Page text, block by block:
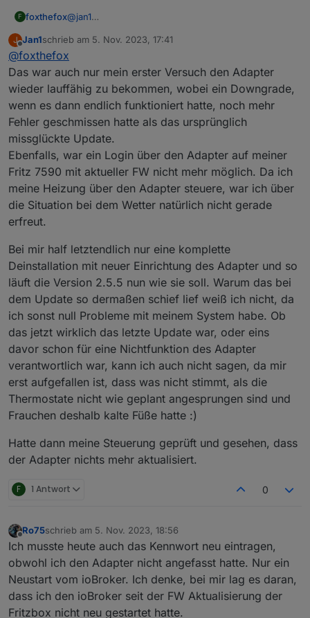
F foxthefox@jan1
dürfte was mit dem admin Adapter zu tun haben
J
Offline
Jan1schrieb am 5. Nov. 2023, 17:41
zuletzt editiert von
@foxthefox
Das war auch nur mein erster Versuch den Adapter
wieder lauffähig zu bekommen, wobei ein Downgrade,
wenn es dann endlich funktioniert hatte, noch mehr
Fehler geschmissen hatte als das ursprünglich
missglückte Update.
Ebenfalls, war ein Login über den Adapter auf meiner
Fritz 7590 mit aktueller FW nicht mehr möglich. Da ich
meine Heizung über den Adapter steuere, war ich über
die Situation bei dem Wetter natürlich nicht gerade
erfreut.
Bei mir half letztendlich nur eine komplette
Deinstallation mit neuer Einrichtung des Adapter und so
läuft die Version 2.5.5 nun wie sie soll. Warum das bei
dem Update so dermaßen schief lief weiß ich nicht, da
ich sonst null Probleme mit meinem System habe. Ob
das jetzt wirklich das letzte Update war, oder eins
davor schon für eine Nichtfunktion des Adapter
verantwortlich war, kann ich auch nicht sagen, da mir
erst aufgefallen ist, dass was nicht stimmt, als die
Thermostate nicht wie geplant angesprungen sind und
Frauchen deshalb kalte Füße hatte :)
Hatte dann meine Steuerung geprüft und gesehen, dass
der Adapter nichts mehr aktualisiert.
F 1 Antwort 0
Ro75schrieb am 5. Nov. 2023, 18:56
zuletzt editiert von
Ich musste heute auch das Kennwort neu eintragen,
obwohl ich den Adapter nicht angefasst hatte. Nur ein
Neustart vom ioBroker. Ich denke, bei mir lag es daran,
dass ich den ioBroker seit der FW Aktualisierung der
Fritzbox nicht neu gestartet hatte.